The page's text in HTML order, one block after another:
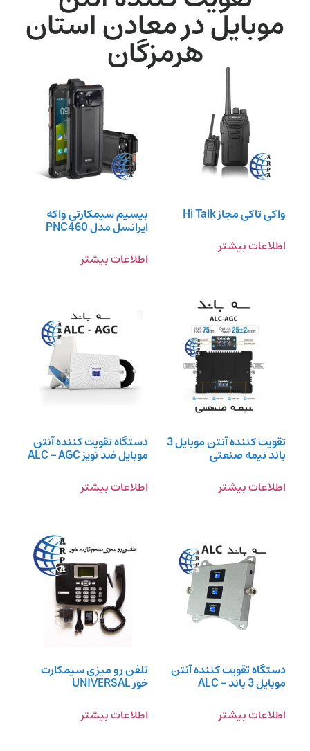
موبایل در معادن استان
هرمزگان
واکی تاکی مجاز Hi Talk
اطلاعات بیشتر
بیسیم سیمکارتی واکه
ایرانسل مدل PNC460
اطلاعات بیشتر
تقویت کننده آنتن موبایل 3
باند نیمه صنعتی
اطلاعات بیشتر
دستگاه تقویت کننده آنتن
موبایل ضد نویز ALC – AGC
اطلاعات بیشتر
دستگاه تقویت کننده آنتن
موبایل 3 باند – ALC
اطلاعات بیشتر
تلفن رو میزی سیمکارت
خور UNIVERSAL
اطلاعات بیشتر